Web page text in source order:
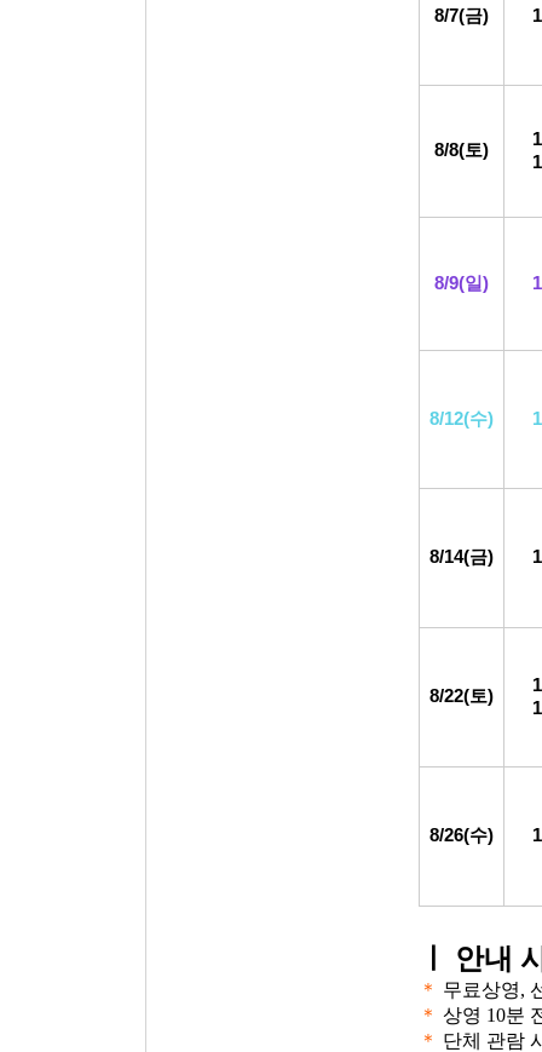
8/7(금)
8/8(토)
8/9(일)
8/12(수)
8/14(금)
8/22(토)
8/26(수)
안내
＊ 무료상영,
＊ 상영 10분
＊ 단체 관람